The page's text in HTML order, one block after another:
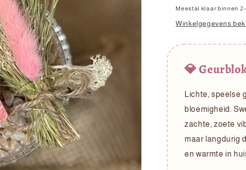
Meestal klaar binnen
Winkelgegevens
💎
Lichte, speelse
bloemigheid.
zachte, zoete
maar langdurig
en warmte in